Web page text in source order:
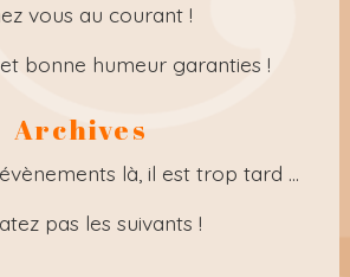
vous au courant !
bonne humeur garanties !
Archives
là, il est trop tard ...
pas les suivants !